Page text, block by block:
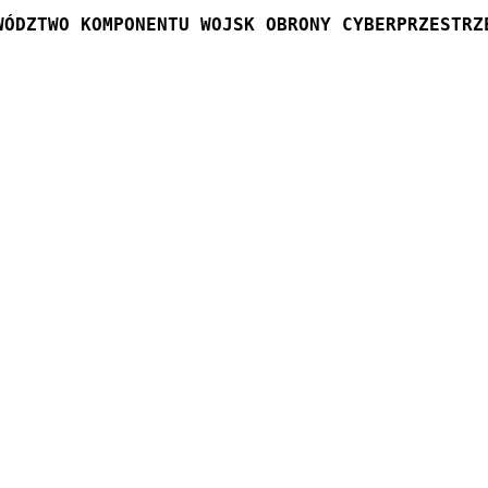
KOMPONENTU WOJSK OBRONY